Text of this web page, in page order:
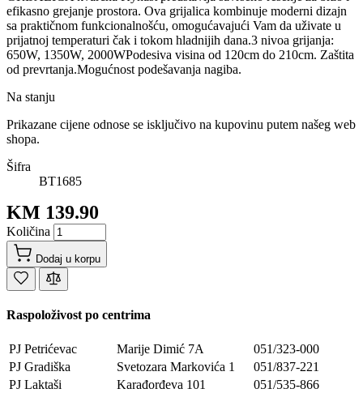
efikasno grejanje prostora. Ova grijalica kombinuje moderni dizajn
sa praktičnom funkcionalnošću, omogućavajući Vam da uživate u
prijatnoj temperaturi čak i tokom hladnijih dana.3 nivoa grijanja:
650W, 1350W, 2000WPodesiva visina od 120cm do 210cm. Zaštita
od prevrtanja.Mogućnost podešavanja nagiba.
Na stanju
Prikazane cijene odnose se isključivo na kupovinu putem našeg web
shopa.
Šifra
BT1685
KM 139.90
Količina
Dodaj u korpu
Raspoloživost po centrima
PJ Petrićevac Marije Dimić 7A
051/323-000
PJ Gradiška
Svetozara Markovića 1
051/837-221
PJ Laktaši
Karađorđeva 101
051/535-866